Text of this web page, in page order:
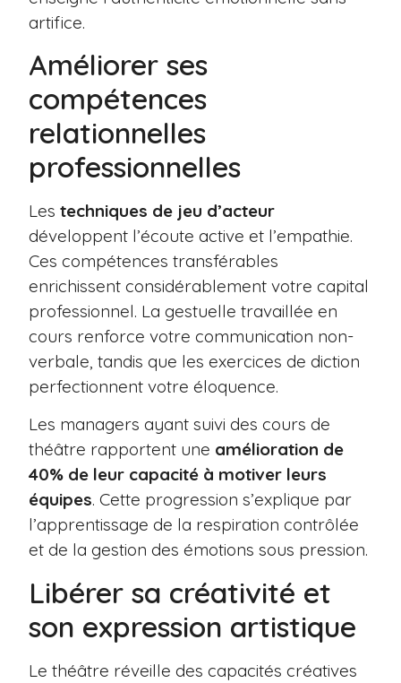
artifice.
Améliorer ses
compétences
relationnelles
professionnelles
Lestechniques de jeu d’acteur
développent l’écoute active et l’empathie.
Ces compétences transférables
enrichissent considérablement votre capital
professionnel. La gestuelle travaillée en
cours renforce votre communication non-
verbale, tandis que les exercices de diction
perfectionnent votre éloquence.
Les managers ayant suivi des cours de
théâtre rapportent une amélioration de
40% de leur capacité à motiver leurs
équipes. Cette progression s’explique par
l’apprentissage de la respiration contrôlée
et de la gestion des émotions sous pression.
Libérer sa créativité et
son expression artistique
Le théâtre réveille des capacités créatives